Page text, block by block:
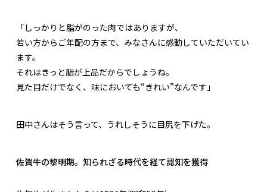
「しっかりと脂がのった肉ではありますが、
若い方からご年配の方まで、みなさんに感動していただいてい
ます。
それはきっと脂が上品だからでしょうね。
見た目だけでなく、味においても“きれい”なんです」
田中さんはそう言って、うれしそうに目尻を下げた。
佐賀牛の黎明期。知られざる時代を経て認知を獲得